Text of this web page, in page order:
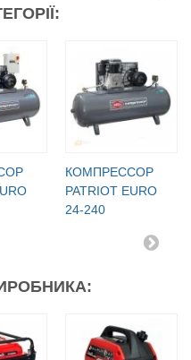
КОМПРЕССОР
PATRIOT EURO
24-240